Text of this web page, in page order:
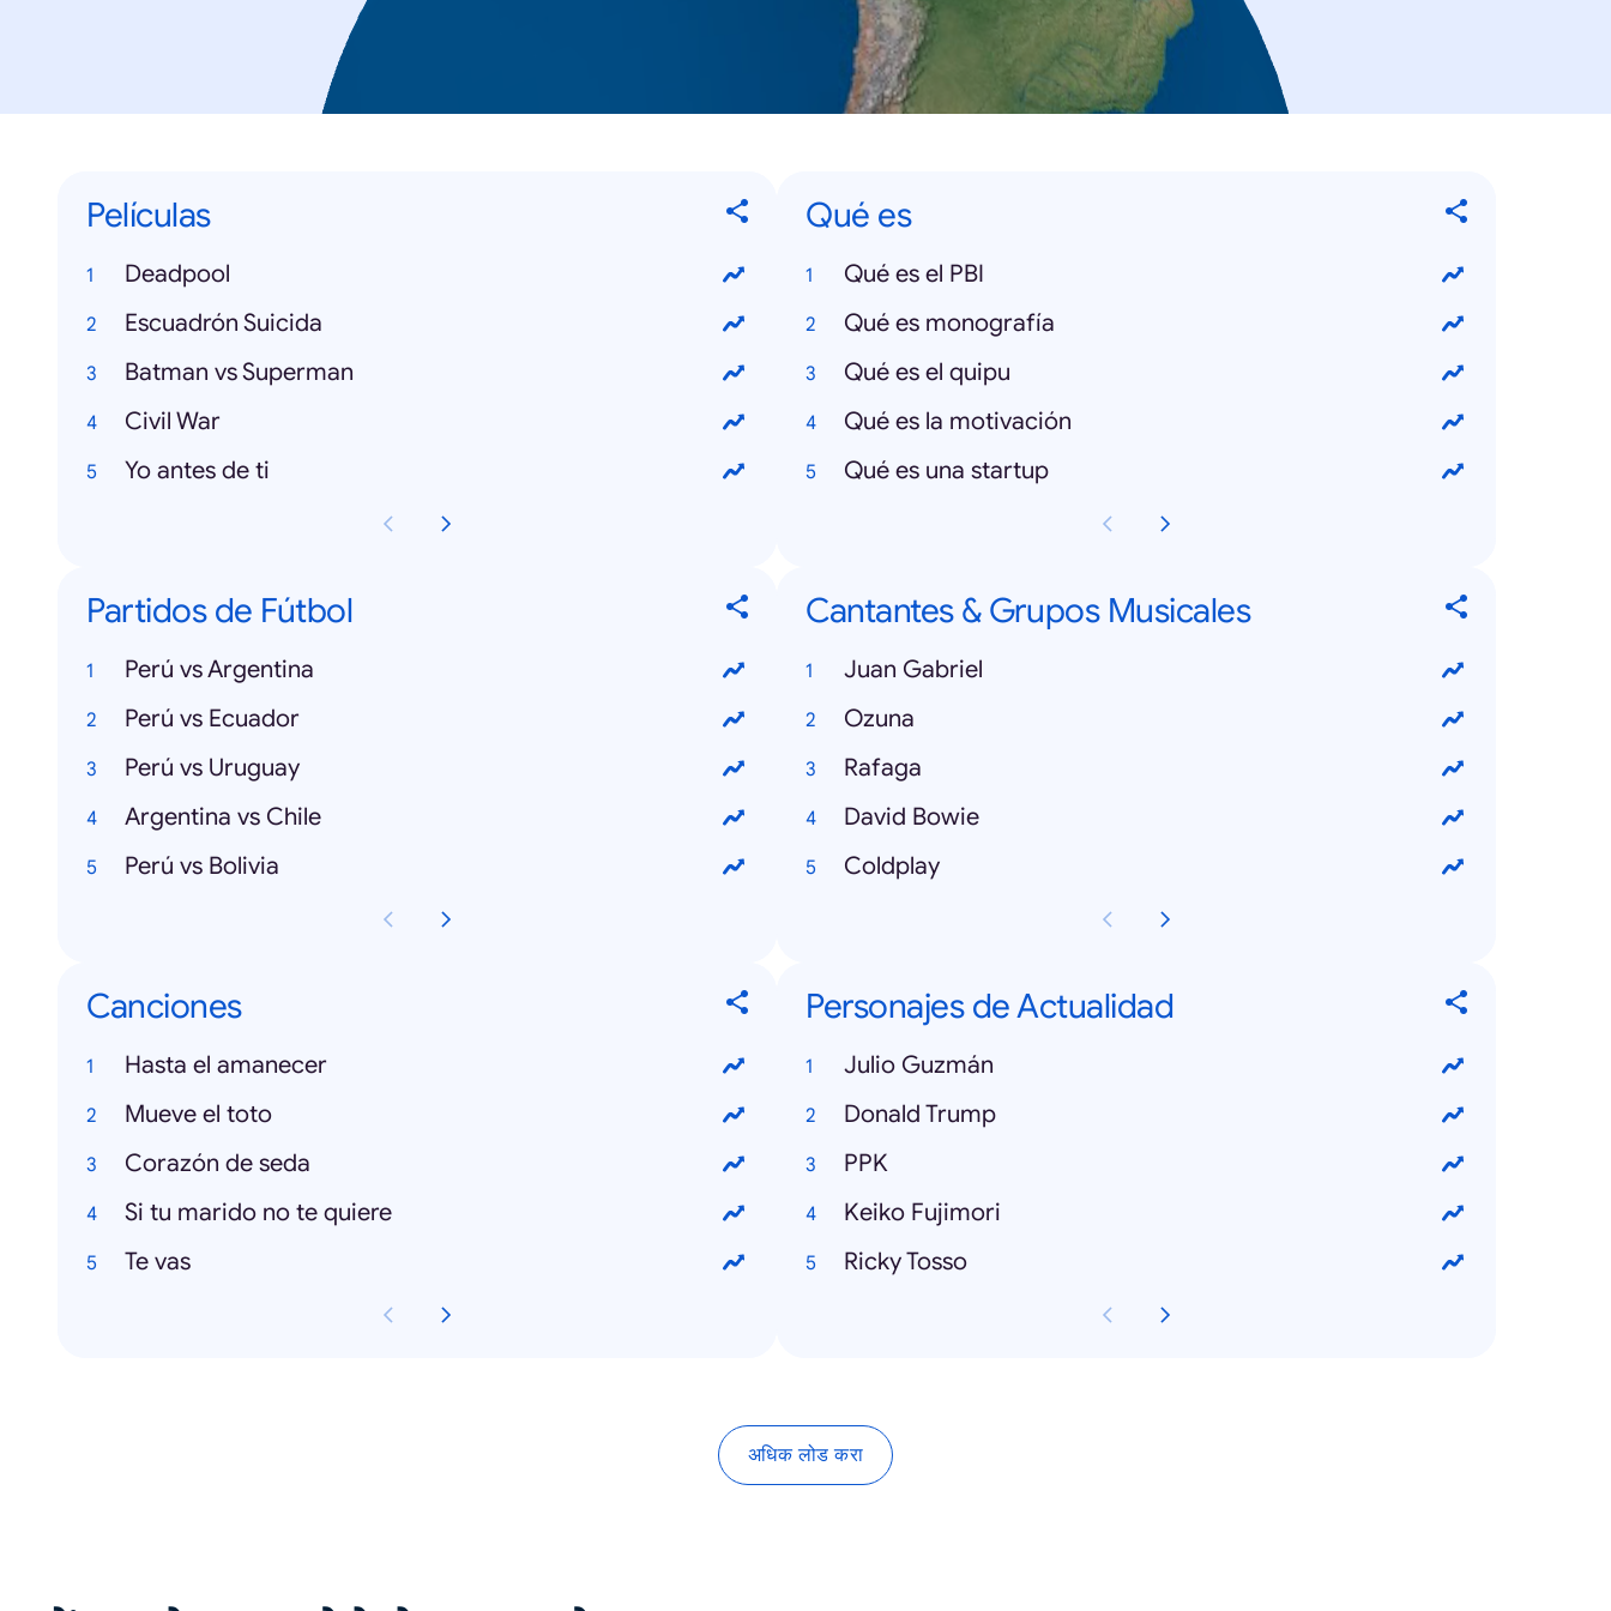
Películas
Deadpool
Escuadrón Suicida
Batman vs Superman
Civil War
Yo antes de ti
Qué es
Qué es el PBI
Qué es monografía
Qué es el quipu
Qué es la motivación
Qué es una startup
Partidos de Fútbol
Perú vs Argentina
Perú vs Ecuador
Perú vs Uruguay
Argentina vs Chile
Perú vs Bolivia
Cantantes & Grupos Musicales
Juan Gabriel
Ozuna
Rafaga
David Bowie
Coldplay
Canciones
Hasta el amanecer
Mueve el toto
Corazón de seda
Si tu marido no te quiere
Te vas
Personajes de Actualidad
Julio Guzmán
Donald Trump
PPK
Keiko Fujimori
Ricky Tosso
अधिक लोड करा